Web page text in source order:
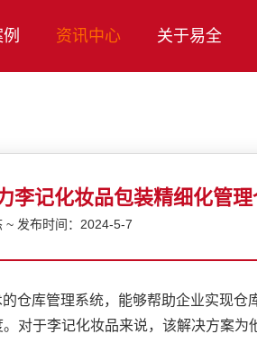
资讯中心 关于易全
李记化妆品包装精细化管
~ 发布时间：2024-5-7
库管理系统，能够帮助企业实现仓
对于李记化妆品来说，该解决方案为